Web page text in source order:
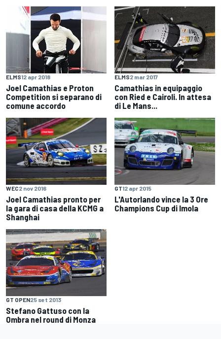
ELMS12 apr 2018
Joel Camathias e Proton
Competition si separano di
comune accordo
ELMS2 mar 2017
Camathias in equipaggio
con Ried e Cairoli. In attesa
di Le Mans...
WEC2 nov 2016
Joel Camathias pronto per
la gara di casa della KCMG a
Shanghai
GT12 apr 2015
L'Autorlando vince la 3 Ore
Champions Cup di Imola
GT OPEN25 set 2013
Stefano Gattuso con la
Ombra nel round di Monza